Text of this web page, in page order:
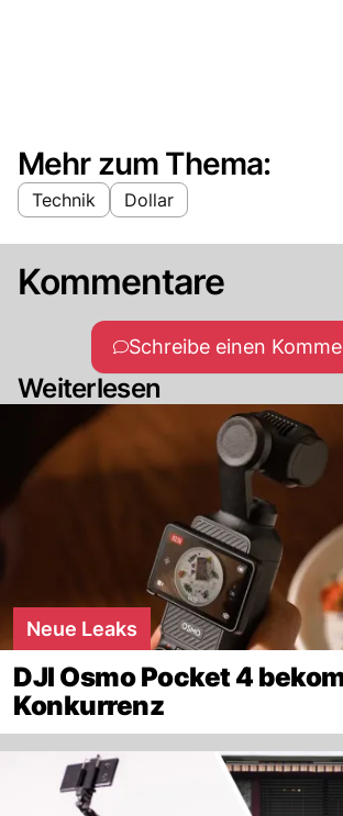
Mehr zum Thema:
Technik Dollar
Kommentare
Schreibe einen
Weiterlesen
Neue Leaks
DJI Osmo Pocket 4
Konkurrenz